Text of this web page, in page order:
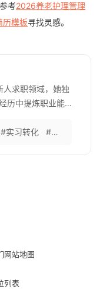
考2026养老护理管理
历模板寻找灵感。
人求职领域，她独
历中提炼职业能
，每年举办超过
#实习转化 #校园招聘
网站地图
列表